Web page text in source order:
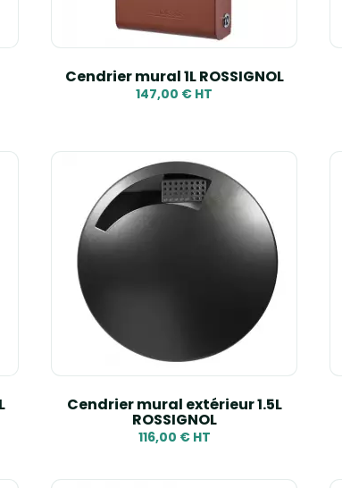
Cendrier mural 1L ROSSIGNOL
147,00 € HT
Cendrier mural extérieur 1.5L
ROSSIGNOL
116,00 € HT